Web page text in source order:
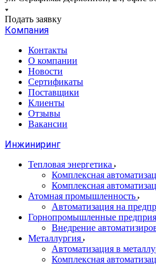
Подать заявку
Компания
Контакты
О компании
Новости
Сертификаты
Поставщики
Клиенты
Отзывы
Вакансии
Инжиниринг
Тепловая энергетика
Комплексная
Комплексная
Атомная промышленность
Автоматизация на
Горнопромышленные
Внедрение
Металлургия
Автоматизация в
Комплексная